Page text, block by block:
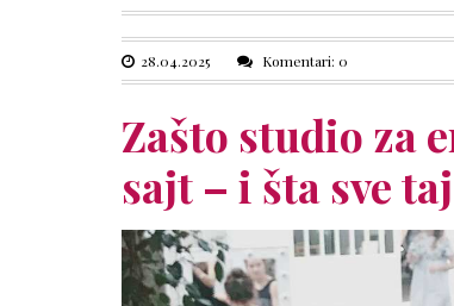
28.04.2025 Komentari: 0
Zašto studio za
sajt – i šta sve